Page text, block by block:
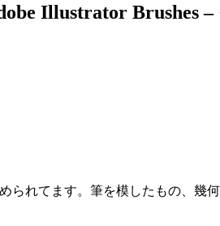
Illustrator Brushes
られてます。筆を模したもの、